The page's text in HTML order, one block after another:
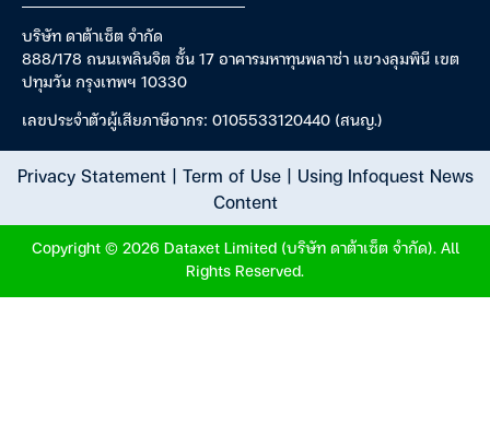
บริษัท ดาต้าเซ็ต จำกัด
888/178 ถนนเพลินจิต ชั้น 17 อาคารมหาทุนพลาซ่า แขวงลุมพินี เขต
ปทุมวัน กรุงเทพฯ 10330
เลขประจำตัวผู้เสียภาษีอากร: 0105533120440 (สนญ.)
Privacy Statement| Term of Use| Using Infoquest News
Content
Copyright © 2026 Dataxet Limited (บริษัท ดาต้าเซ็ต จำกัด). All
Rights Reserved.